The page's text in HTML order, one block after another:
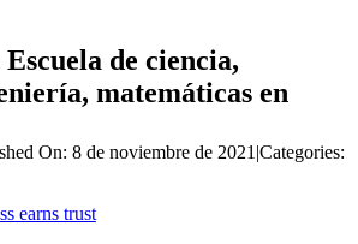
de ciencia,
matemáticas en
On: 8 de noviembre de 2021 |Categories:
earns trust